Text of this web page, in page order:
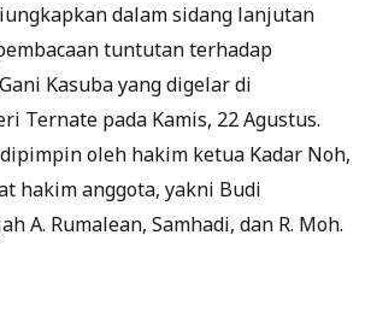
dalam sidang lanjutan
tuntutan terhadap
Kasuba yang digelar di
Ternate pada Kamis, 22 Agustus.
oleh hakim ketua Kadar Noh,
hakim anggota, yakni Budi
A. Rumalean, Samhadi, dan R. Moh.